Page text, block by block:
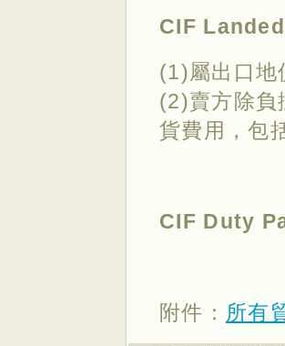
CIF
(1)屬出口地
(2)賣方除負
貨費用，包
CIF Duty
附件： 所有